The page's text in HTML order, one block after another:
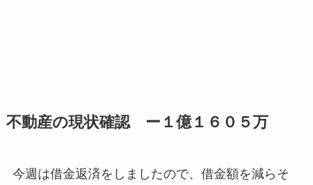
不動産の現状確認 ー１億１６０５万
今週は借金返済をしましたので、借金額を減らそ